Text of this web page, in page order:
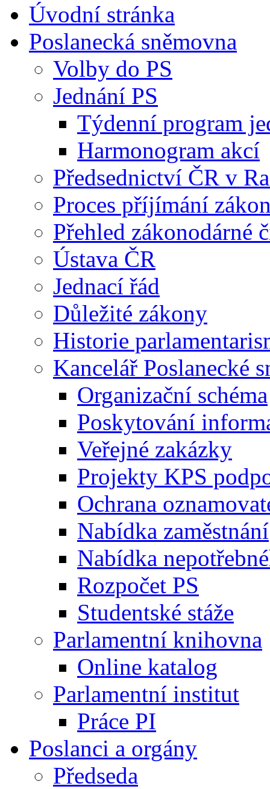
Úvodní stránka
Poslanecká sněmovna
Volby do PS
Jednání PS
Týdenní program
Harmonogram akcí
Předsednictví ČR v
Proces příjímání
Přehled zákonodárné
Ústava ČR
Jednací řád
Důležité zákony
Historie
Kancelář Poslanecké
Organizační schéma
Poskytování
Veřejné zakázky
Projekty KPS
Ochrana
Nabídka zaměstnání
Nabídka
Rozpočet PS
Studentské stáže
Parlamentní knihovna
Online katalog
Parlamentní institut
Práce PI
Poslanci a orgány
Předseda